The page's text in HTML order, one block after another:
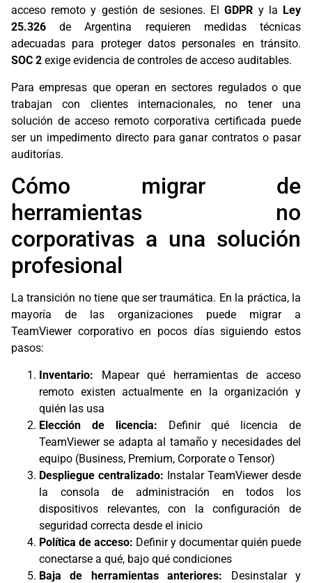
acceso remoto y gestión de sesiones. ElGDPR y la Ley
25.326 de Argentina requieren medidas técnicas
adecuadas para proteger datos personales en tránsito.
SOC 2 exige evidencia de controles de acceso auditables.
Para empresas que operan en sectores regulados o que
trabajan con clientes internacionales, no tener una
solución de acceso remoto corporativa certificada puede
ser un impedimento directo para ganar contratos o pasar
auditorías.
Cómo migrar de
herramientas no
corporativas a una solución
profesional
La transición no tiene que ser traumática. En la práctica, la
mayoría de las organizaciones puede migrar a
TeamViewer corporativo en pocos días siguiendo estos
pasos:
Inventario: Mapear qué herramientas de acceso
remoto existen actualmente en la organización y
quién las usa
Elección de licencia: Definir qué licencia de
TeamViewer se adapta al tamaño y necesidades del
equipo (Business, Premium, Corporate o Tensor)
Despliegue centralizado: Instalar TeamViewer desde
la consola de administración en todos los
dispositivos relevantes, con la configuración de
seguridad correcta desde el inicio
Política de acceso: Definir y documentar quién puede
conectarse a qué, bajo qué condiciones
Baja de herramientas anteriores: Desinstalar y